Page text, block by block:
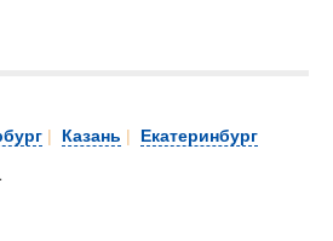
| Казань | Екатеринбург